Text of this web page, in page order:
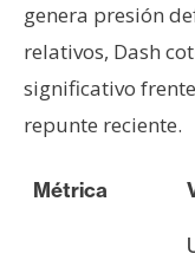
genera presión
relativos, Dash
significativo
repunte reciente.
Métrica